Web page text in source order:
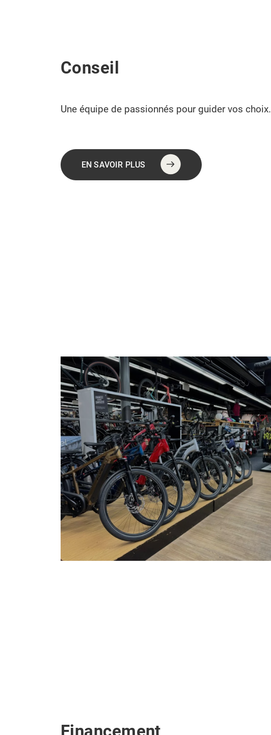
Conseil
Une équipe de passionnés pour guider vos choix.
EN SAVOIR PLUS